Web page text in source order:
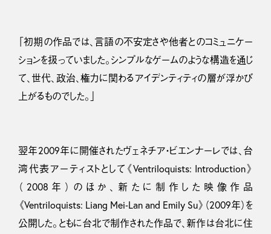
「初期の作品では、言語の不安定さや他者とのコミュニケー
ションを扱っていました。シンプルなゲームのような構造を通じ
て、世代、政治、権力に関わるアイデンティティの層が浮かび
上がるものでした。」
翌年2009年に開催されたヴェネチア・ビエンナーレでは、台
湾代表アーティストとして《Ventriloquists: Introduction》
（2008年）のほか、新たに制作した映像作品
《Ventriloquists: Liang Mei‑Lan and Emily Su》（2009年）を
公開した。ともに台北で制作された作品で、新作は台北に住